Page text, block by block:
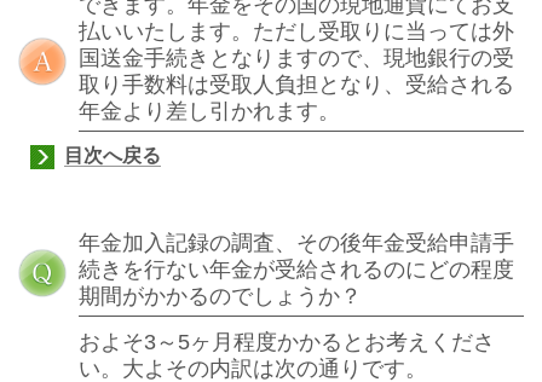
できます。年金をその国の現地通貨にてお支
払いいたします。ただし受取りに当っては外
国送金手続きとなりますので、現地銀行の受
取り手数料は受取人負担となり、受給される
年金より差し引かれます。
目次へ戻る
年金加入記録の調査、その後年金受給申請手
続きを行ない年金が受給されるのにどの程度
期間がかかるのでしょうか？
およそ3～ 5ヶ月程度かかるとお考えくださ
い。大よその内訳は次の通りです。